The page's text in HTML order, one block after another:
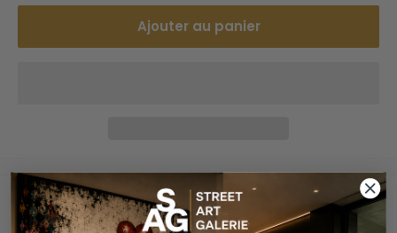
Ajouter au panier
Paiements sécurisés